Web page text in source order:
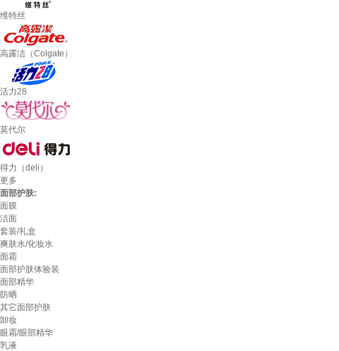
维特丝
高露洁（Colgate）
活力28
莫代尔
得力（deli）
更多
面部护肤:
面膜
洁面
套装/礼盒
爽肤水/化妆水
面霜
面部护肤体验装
面部精华
防晒
其它面部护肤
卸妆
眼霜/眼部精华
乳液